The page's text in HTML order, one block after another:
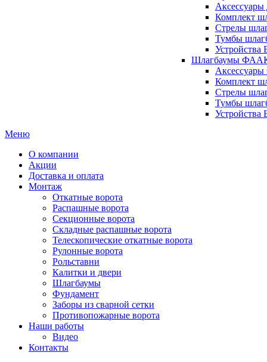
Комплект
Стрелы
Тумбы
Устройства
Шлагбаумы ФААК
Комплект
Стрелы
Тумбы
Меню
О компании
Акции
Доставка и оплата
Монтаж
Откатные ворота
Распашные ворота
Секционные ворота
Складные распашные ворота
Телескопические откатные ворота
Рулонные ворота
Рольставни
Калитки и двери
Шлагбаумы
Фундамент
Заборы из сварной сетки
Противопожарные ворота
Наши работы
Видео
Контакты